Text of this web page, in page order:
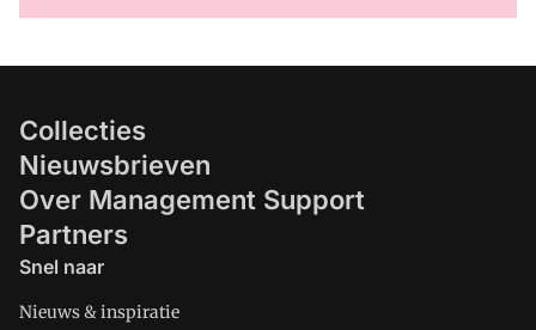
Collecties
Nieuwsbrieven
Over Management Support
Partners
Snel naar
Nieuws & inspiratie